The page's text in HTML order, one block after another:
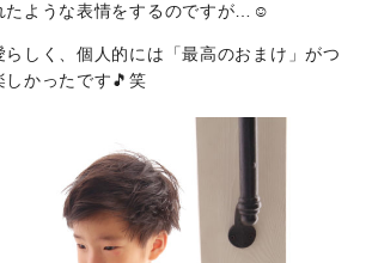
たような表情をするのですが…☺️
しく、個人的には「最高のおまけ」がつ
しかったです🎵笑